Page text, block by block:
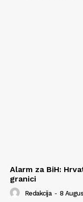
Alarm za BiH:
granici
Redakcija - 8